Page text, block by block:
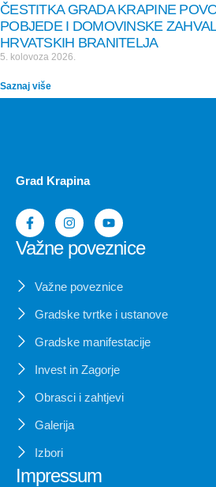
ČESTITKA GRADA KRAPINE
POBJEDE I DOMOVINSKE
HRVATSKIH BRANITELJA
5. kolovoza 2026.
Saznaj više
Grad Krapina
Važne poveznice
Važne poveznice
Gradske tvrtke i ustanove
Gradske manifestacije
Invest in Zagorje
Obrasci i zahtjevi
Galerija
Izbori
Impressum